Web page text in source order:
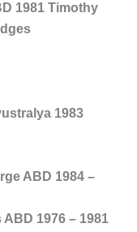
1981 Timothy
1983
ABD 1984 –
ABD 1976 – 1981